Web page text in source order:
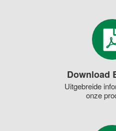
Download
Uitgebreide
onze